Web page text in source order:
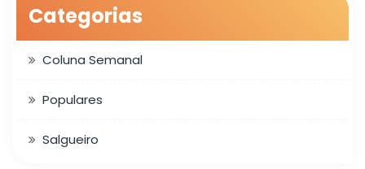
Categorias
Coluna Semanal
Populares
Salgueiro